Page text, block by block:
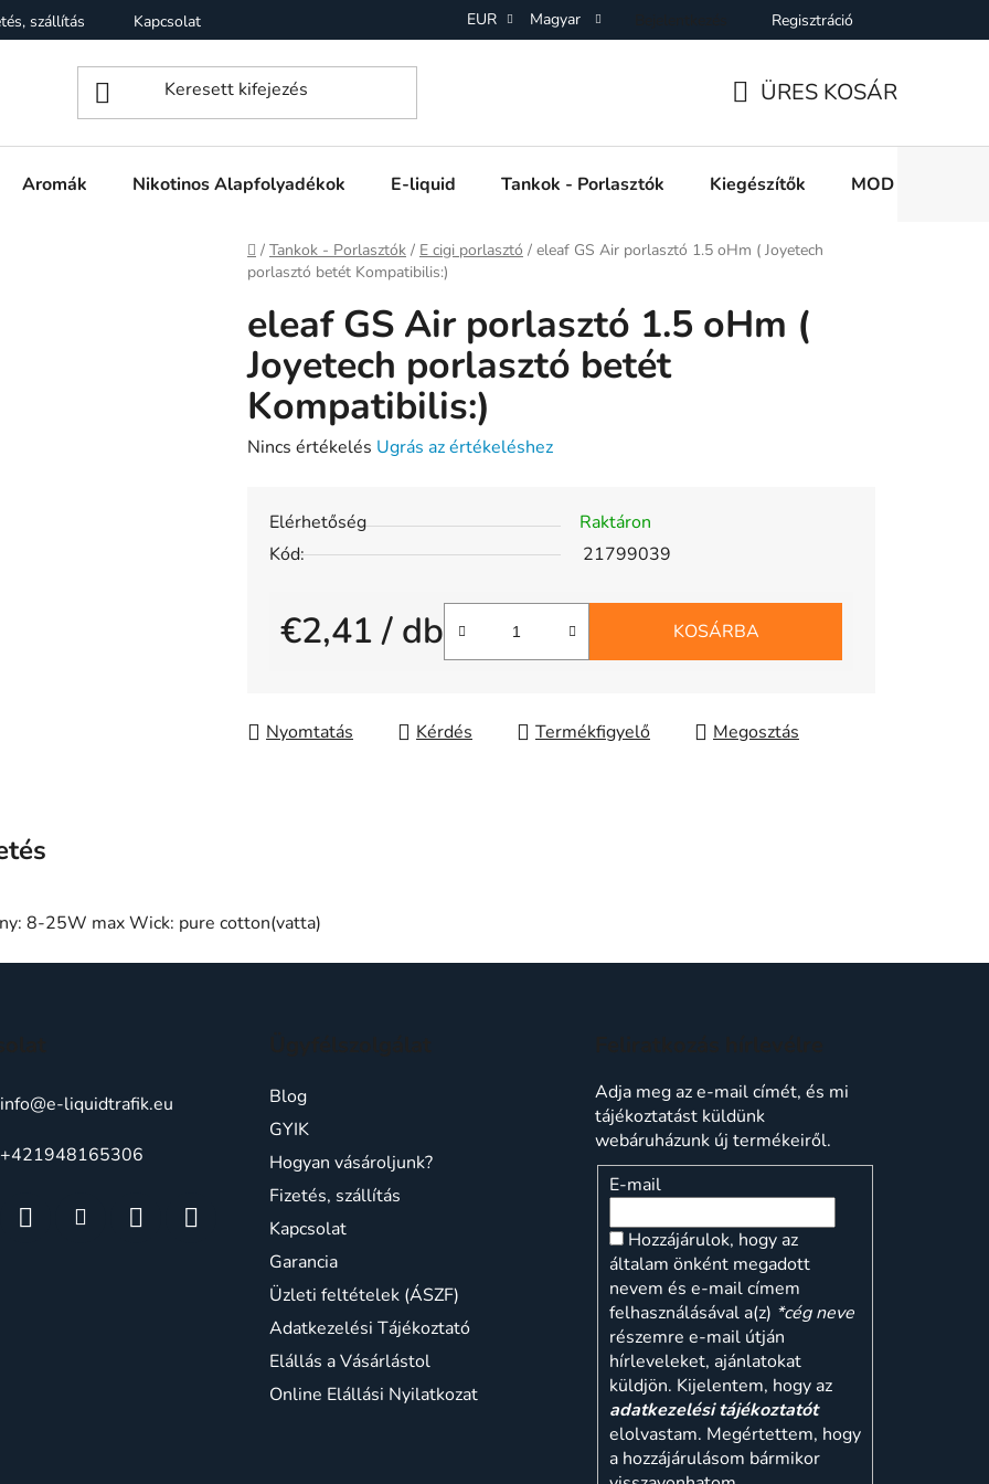
szállítás Kapcsolat Üzleti feltételek (ÁSZF) Adatkezelési Tájékoztató Elállás a Vásárlástol
EUR Magyar Regisztráció
ÜRES KOSÁR
Aromák Nikotinos Alapfolyadékok E-liquid Tankok - Porlasztók Kiegészítők MOD e cigi
Kezdőlap
/ Tankok - Porlasztók / E cigi porlasztó / eleaf GS Air porlasztó 1.5 oHm ( Joyetech
porlasztó betét Kompatibilis:)
eleaf GS Air porlasztó 1.5 oHm (
Joyetech porlasztó betét
Kompatibilis:)
A
értékelése
Nincs értékelés Ugrás az értékeléshez
Elérhetőség
Raktáron
Kód:
21799039
€2,41/ db KOSÁRBA
Nyomtatás Kérdés Megosztás
8-25W max Wick: pure cotton(vatta)
info@e-liquidtrafik.eu
+421948165306
Blog
GYIK
Hogyan vásároljunk?
Fizetés, szállítás
Kapcsolat
Garancia
Üzleti feltételek (ÁSZF)
Adatkezelési Tájékoztató
Elállás a Vásárlástol
Online Elállási Nyilatkozat
Adja meg az e-mail címét, és mi
tájékoztatást küldünk
webáruházunk új termékeiről.
E-mail
Hozzájárulok, hogy az
általam önként megadott
nevem és e-mail címem
felhasználásával a(z) *cég neve
részemre e-mail útján
hírleveleket, ajánlatokat
küldjön. Kijelentem, hogy az
adatkezelési tájékoztatót
elolvastam. Megértettem, hogy
a hozzájárulásom bármikor